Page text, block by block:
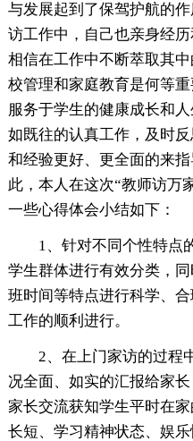
与发展起到了保驾护航的
访工作中，自己也亲身经
相信在工作中不断萃取其
校管理和家庭教育是何等
服务于学生的健康成长和
如既往的认真工作，及时
和经验更好、更全面的来
此，本人在这次“教师访万
一些心得体会小结如下：
1、针对不同个性特点
学生群体进行有效分类，
班时间等特点进行科学、
工作的顺利进行。
2、在上门家访的过程
况全面、如实的汇报给家
家长交流获知学生平时在
长短、学习精神状态、娱